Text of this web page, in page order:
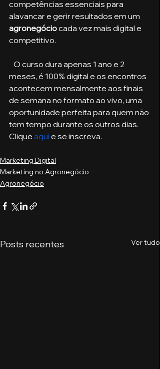
competências essenciais para
alavancar e gerir resultados em um
agronegócio cada vez mais digital e
competitivo.
meses, é 100% digital e os encontros
acontecem mensalmente aos finais
de semana no formato ao vivo, uma
oportunidade perfeita para quem não
tem tempo durante os outros dias.
Clique aqui e se inscreva.
Marketing Digital
Marketing no Agronegócio
Agronegócio
Posts recentes Ver tudo